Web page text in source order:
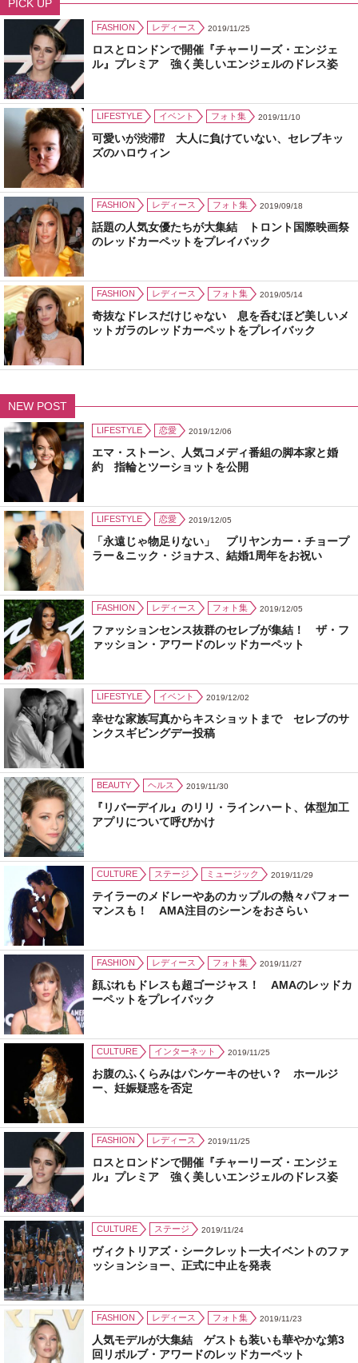
PICK UP
FASHION レディース 2019/11/25
ロスとロンドンで開催『チャーリーズ・エンジェ
ル』プレミア 強く美しいエンジェルのドレス姿
LIFESTYLE イベント フォト集 2019/11/10
可愛いが渋滞⁉ 大人に負けていない、セレブキッ
ズのハロウィン
FASHION レディース フォト集 2019/09/18
話題の人気女優たちが大集結 トロント国際映画祭
のレッドカーペットをプレイバック
FASHION レディース フォト集 2019/05/14
奇抜なドレスだけじゃない 息を呑むほど美しいメ
ットガラのレッドカーペットをプレイバック
NEW POST
LIFESTYLE 恋愛 2019/12/06
エマ・ストーン、人気コメディ番組の脚本家と婚
約 指輪とツーショットを公開
LIFESTYLE 恋愛 2019/12/05
「永遠じゃ物足りない」 プリヤンカー・チョープ
ラー＆ニック・ジョナス、結婚1周年をお祝い
FASHION レディース フォト集 2019/12/05
ファッションセンス抜群のセレブが集結！ ザ・フ
ァッション・アワードのレッドカーペット
LIFESTYLE イベント 2019/12/02
幸せな家族写真からキスショットまで セレブのサ
ンクスギビングデー投稿
BEAUTY ヘルス 2019/11/30
『リバーデイル』のリリ・ラインハート、体型加工
アプリについて呼びかけ
CULTURE ステージ ミュージック 2019/11/29
テイラーのメドレーやあのカップルの熱々パフォー
マンスも！ AMA注目のシーンをおさらい
FASHION レディース フォト集 2019/11/27
顔ぶれもドレスも超ゴージャス！ AMAのレッドカ
ーペットをプレイバック
CULTURE インターネット 2019/11/25
お腹のふくらみはパンケーキのせい？ ホールジ
ー、妊娠疑惑を否定
FASHION レディース 2019/11/25
ロスとロンドンで開催『チャーリーズ・エンジェ
ル』プレミア 強く美しいエンジェルのドレス姿
CULTURE ステージ 2019/11/24
ヴィクトリアズ・シークレット一大イベントのファ
ッションショー、正式に中止を発表
FASHION レディース フォト集 2019/11/23
人気モデルが大集結 ゲストも装いも華やかな第3
回リボルブ・アワードのレッドカーペット